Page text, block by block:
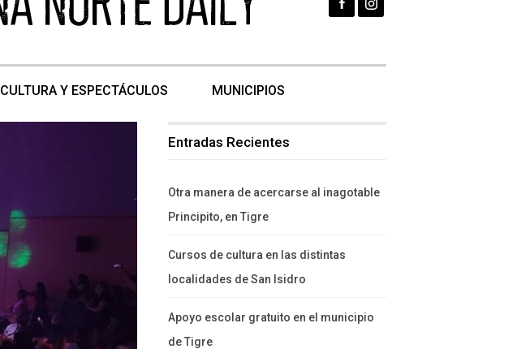
CULTURA Y ESPECTÁCULOS MUNICIPIOS
Entradas Recientes
Otra manera de acercarse al inagotable
Principito, en Tigre
Cursos de cultura en las distintas
localidades de San Isidro
Apoyo escolar gratuito en el municipio
de Tigre